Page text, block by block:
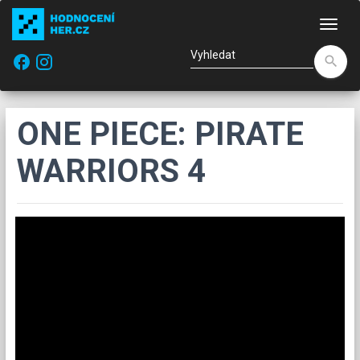
facebook
search
ONE PIECE: PIRATE
WARRIORS 4